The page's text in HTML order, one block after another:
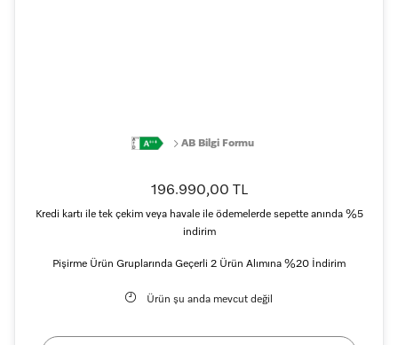
AB Bilgi Formu
196.990,00 TL
Kredi kartı ile tek çekim veya havale ile ödemelerde sepette anında %5
indirim
Pişirme Ürün Gruplarında Geçerli 2 Ürün Alımına %20 İndirim
Ürün şu anda mevcut değil